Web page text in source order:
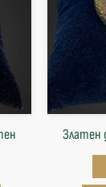
Златен